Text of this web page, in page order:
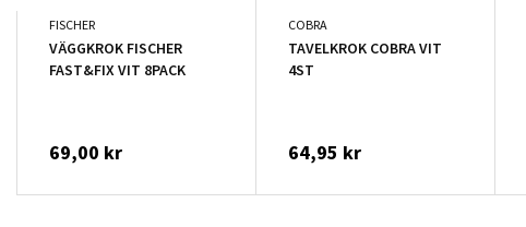
FISCHER
VÄGGKROK FISCHER
FAST&FIX VIT 8PACK
69,00 kr
COBRA
TAVELKROK COBRA VIT
4ST
64,95 kr